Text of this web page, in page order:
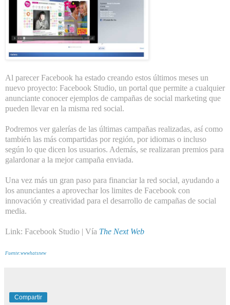
Al parecer Facebook ha estado creando estos últimos meses un
nuevo proyecto: Facebook Studio, un portal que permite a cualquier
anunciante conocer ejemplos de campañas de social marketing que
pueden llevar en la misma red social.
Podremos ver galerías de las últimas campañas realizadas, así como
también las más compartidas por región, por idiomas o incluso
según lo que dicen los usuarios. Además, se realizaran premios para
galardonar a la mejor campaña enviada.
Una vez más un gran paso para financiar la red social, ayudando a
los anunciantes a aprovechar los limites de Facebook con
innovación y creatividad para el desarrollo de campañas de social
media.
Link: Facebook Studio | Vía The Next Web
Fuente:wwwhatsnew
Compartir